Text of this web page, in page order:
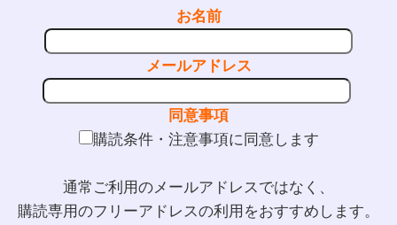
お名前
メールアドレス
同意事項
購読条件・注意事項に同意します
通常ご利用のメールアドレスではなく、
購読専用のフリーアドレスの利用をおすすめします。